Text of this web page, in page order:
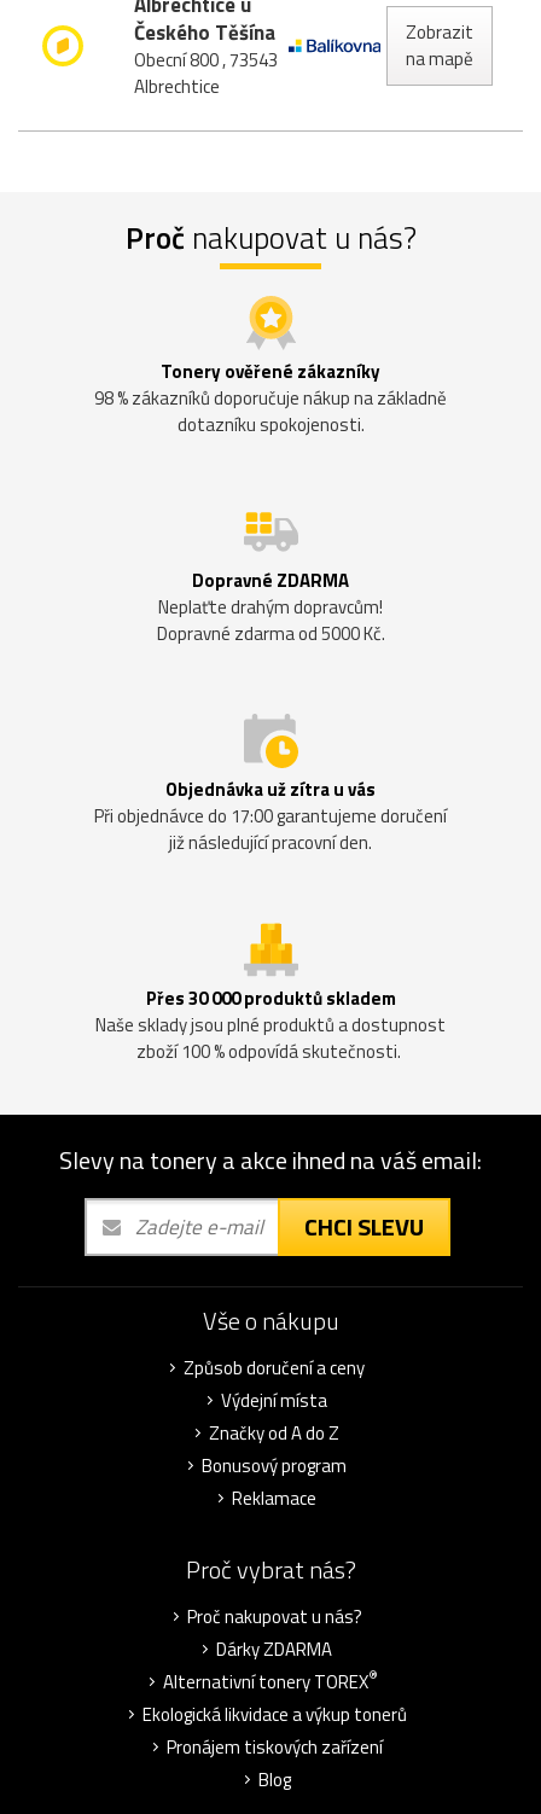
Českého Těšína
Obecní 800 , 73543
Albrechtice
Zobrazit
na mapě
Proč nakupovat u nás?
Tonery ověřené zákazníky
98 % zákazníků doporučuje nákup na základně
dotazníku spokojenosti.
Dopravné ZDARMA
Neplaťte drahým dopravcům!
Dopravné zdarma od 5000 Kč.
Objednávka už zítra u vás
Při objednávce do 17:00 garantujeme doručení
již následující pracovní den.
Přes 30 000 produktů skladem
Naše sklady jsou plné produktů a dostupnost
zboží 100 % odpovídá skutečnosti.
Slevy na tonery a akce ihned na váš email:
CHCI SLEVU
Vše o nákupu
Způsob doručení a ceny
Výdejní místa
Značky od A do Z
Bonusový program
Reklamace
Proč vybrat nás?
Proč nakupovat u nás?
Dárky ZDARMA
Alternativní tonery TOREX®
Ekologická likvidace a výkup tonerů
Pronájem tiskových zařízení
Blog